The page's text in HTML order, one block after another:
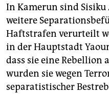
unterstützen
abo
genossenschaft
epaper login
In Kamerun sind Sisiku
weitere
Haftstrafen verurteilt
in der Hauptstadt
dass sie eine Rebellion
wurden sie wegen
separatistischer